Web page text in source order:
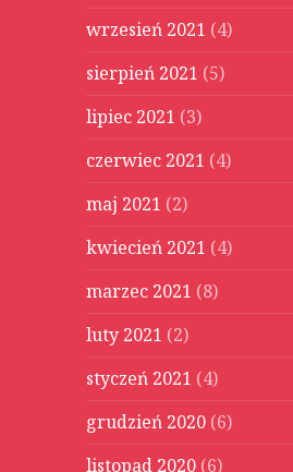
wrzesień 2021 (4)
sierpień 2021 (5)
lipiec 2021 (3)
czerwiec 2021 (4)
maj 2021 (2)
kwiecień 2021 (4)
marzec 2021 (8)
luty 2021 (2)
styczeń 2021 (4)
grudzień 2020 (6)
listopad 2020 (6)